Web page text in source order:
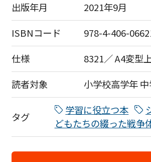
出版年月
2021年9月
ISBNコード
978-4-406-
仕様
8321／ A4変型
読者対象
小学校高学年
タグ
学習に役立つ本
どもたちの綴った戦争